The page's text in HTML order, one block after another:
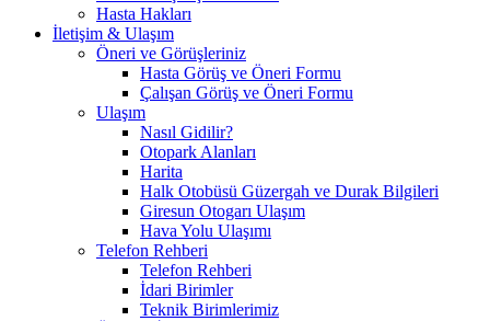
Hasta Hakları
İletişim & Ulaşım
Öneri ve Görüşleriniz
Hasta Görüş ve Öneri Formu
Çalışan Görüş ve Öneri Formu
Ulaşım
Nasıl Gidilir?
Otopark Alanları
Harita
Halk Otobüsü Güzergah ve Durak Bilgileri
Giresun Otogarı Ulaşım
Hava Yolu Ulaşımı
Telefon Rehberi
Telefon Rehberi
İdari Birimler
Teknik Birimlerimiz